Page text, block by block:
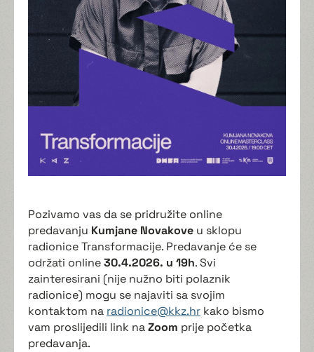
Pozivamo vas da se pridružite online
predavanju Kumjane Novakove u sklopu
radionice Transformacije. Predavanje će se
održati online30.4.2026. u 19h. Svi
zainteresirani (nije nužno biti polaznik
radionice) mogu se najaviti sa svojim
kontaktom na radionice@kkz.hr kako bismo
vam proslijedili link naZoom prije početka
predavanja.